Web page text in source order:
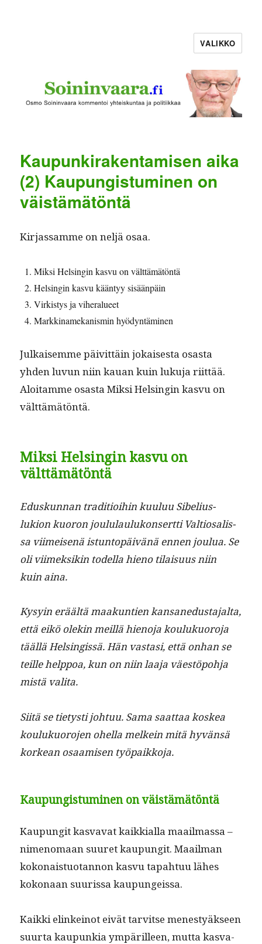
VALIKKO
Kaupunkirakentamisen aika
(2) Kaupungistuminen on
väistämätöntä
Kir­jas­samme on neljä osaa.
Mik­si Helsin­gin kasvu on välttämätöntä
Helsin­gin kasvu kään­tyy sisäänpäin
Virk­istys ja viheralueet
Markki­namekanis­min hyödyntäminen
Julkaisemme päivit­täin jokaises­ta osas­ta
yhden luvun niin kauan kuin luku­ja riit­tää.
Aloita­mme osas­ta Mik­si Helsin­gin kasvu on
välttämätöntä.
Miksi Helsingin kasvu on
välttämätöntä
Eduskun­nan tra­di­tioi­hin kuu­luu Sibelius-
lukion kuoron joul­u­laulukon­sert­ti Val­tios­alis­
sa viimeisenä istun­topäivänä ennen joulua. Se
oli viimek­sikin todel­la hieno tilaisu­us niin
kuin aina.
Kysyin eräältä maakun­tien kansane­dus­ta­jal­ta,
että eikö olekin meil­lä hieno­ja koulukuoro­ja
tääl­lä Helsingis­sä. Hän vas­tasi, että onhan se
teille help­poa, kun on niin laa­ja väestöpo­h­ja
mis­tä valita.
Siitä se tietysti johtuu. Sama saat­taa koskea
koulukuoro­jen ohel­la melkein mitä hyvän­sä
korkean osaamisen työpaikkoja.
Kaupungistuminen on väistämätöntä
Kaupun­git kas­va­vat kaikkial­la maail­mas­sa –
nimeno­maan suuret kaupun­git. Maail­man
kokon­ais­tuotan­non kasvu tapah­tuu läh­es
kokon­aan suuris­sa kaupungeissa.
Kaik­ki elinkeinot eivät tarvitse men­estyäk­seen
suur­ta kaupunkia ympärilleen, mut­ta kas­va­